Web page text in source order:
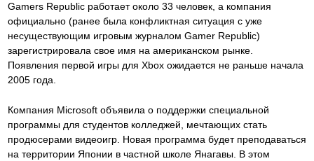
Gamers Republic работает около 33 человек, а компания
официально (ранее была конфликтная ситуация с уже
несуществующим игровым журналом Gamer Republic)
зарегистрировала свое имя на американском рынке.
Появления первой игры для Xbox ожидается не раньше начала
2005 года.
Компания Microsoft объявила о поддержки специальной
программы для студентов колледжей, мечтающих стать
продюсерами видеоигр. Новая программа будет преподаваться
на территории Японии в частной школе Янагавы. В этом